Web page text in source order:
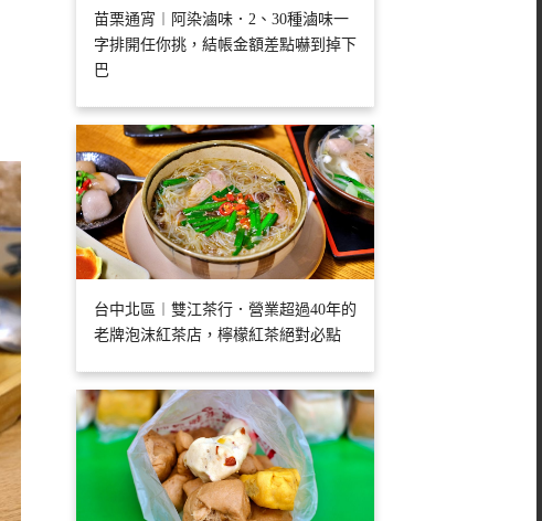
苗栗通宵︱阿染滷味．2、30種滷味一
字排開任你挑，結帳金額差點嚇到掉下
巴
台中北區︱雙江茶行．營業超過40年的
老牌泡沫紅茶店，檸檬紅茶絕對必點